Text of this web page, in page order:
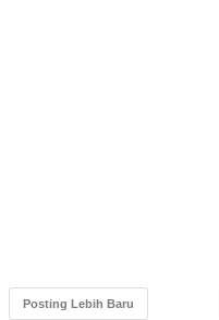
Posting Lebih Baru